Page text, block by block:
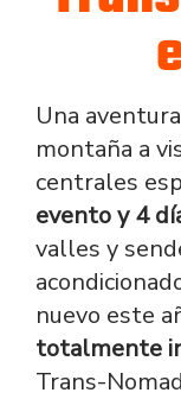
Una
montaña a
centrales
evento y 4
valles y
nuevo este
totalmente
Trans-